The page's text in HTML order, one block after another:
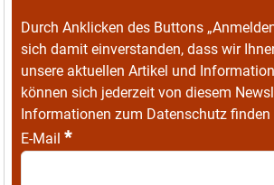
Durch Anklicken des Buttons
sich damit einverstanden, dass wir
unsere aktuellen Artikel und
können sich jederzeit von diesem
Informationen zum Datenschutz finden
E-Mail *